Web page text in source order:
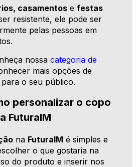
casamentos e festas
resistente, ele pode ser
pelas pessoas em
nossa categoria de
mais opções de
o seu público.
personalizar o copo
FuturaIM
na FuturaIM é simples e
o que gostaria na
do produto e inserir nos